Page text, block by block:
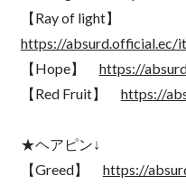
【Ray of light】
https://absurd.official.ec/
【Hope】 https://
【Red Fruit】 https://
★ヘアピン↓
【Greed】 https://